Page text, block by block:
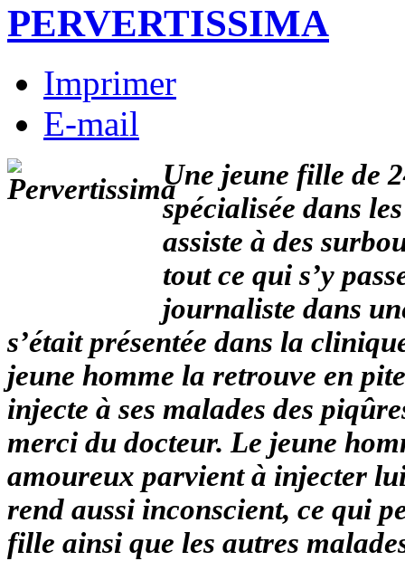
PERVERTISSIMA
Imprimer
E-mail
Une jeune fille de
spécialisée dans
assiste à des
tout ce qui s’y
journaliste dans
s’était présentée dans la
jeune homme la retrouve en
injecte à ses malades des
merci du docteur. Le jeune
amoureux parvient à injecter
rend aussi inconscient, ce qui
fille ainsi que les autres